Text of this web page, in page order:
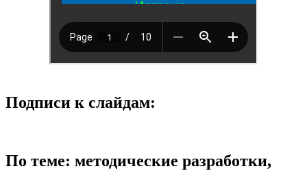
Подписи к слайдам:
По теме: методические разработки,